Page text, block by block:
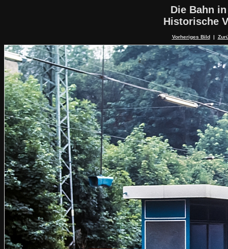
Die Bahn
Historische
Vorheriges Bild